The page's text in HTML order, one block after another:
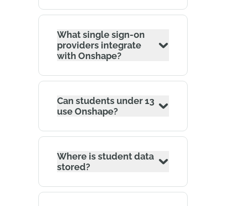
What single sign-on
providers integrate
with Onshape?
Can students under 13
use Onshape?
Where is student data
stored?